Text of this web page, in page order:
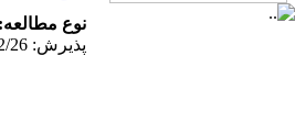
نوع مطالعه:
پذیرش: 1394/12/26 | انتشار: 1394/12/26